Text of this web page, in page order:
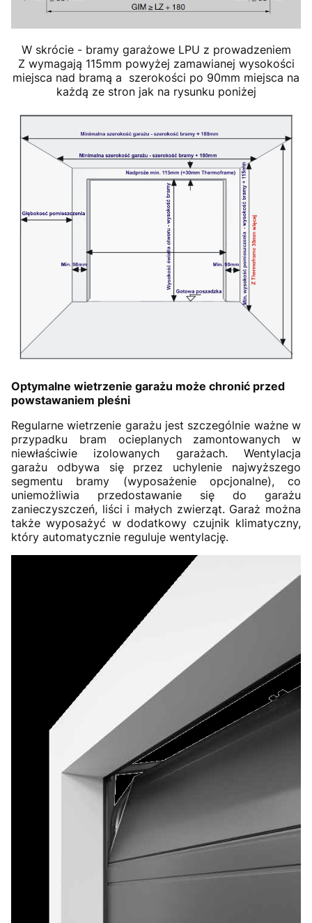
W skrócie - bramy garażowe LPU z prowadzeniem
Z wymagają 115mm powyżej zamawianej wysokości
miejsca nad bramą a szerokości po 90mm miejsca na
każdą ze stron jak na rysunku poniżej
Optymalne wietrzenie garażu może chronić przed
powstawaniem pleśni
Regularne wietrzenie garażu jest szczególnie ważne w
przypadku bram ocieplanych zamontowanych w
niewłaściwie izolowanych garażach. Wentylacja
garażu odbywa się przez uchylenie najwyższego
segmentu bramy (wyposażenie opcjonalne), co
uniemożliwia przedostawanie się do garażu
zanieczyszczeń, liści i małych zwierząt. Garaż można
także wyposażyć w dodatkowy czujnik klimatyczny,
który automatycznie reguluje wentylację.